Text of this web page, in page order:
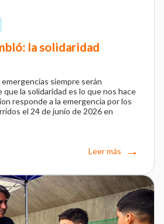
la solidaridad
siempre serán
la solidaridad es lo que nos hace
responde a la emergencia por los
el 24 de junio de 2026 en
Leer más